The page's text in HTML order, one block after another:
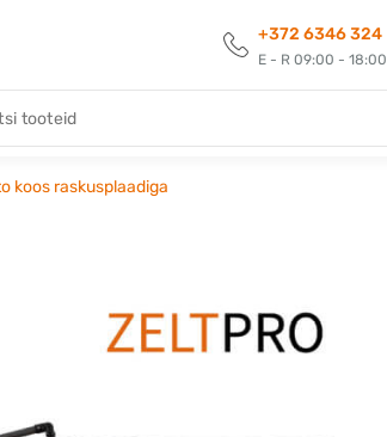
+372 6346 324
E - R 09:00 - 18:00
koos raskusplaadiga